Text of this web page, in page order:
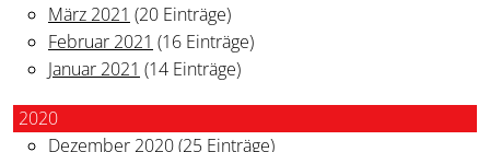
März 2021 (20 Einträge)
Februar 2021 (16 Einträge)
Januar 2021 (14 Einträge)
2020
Dezember 2020(25 Einträge)